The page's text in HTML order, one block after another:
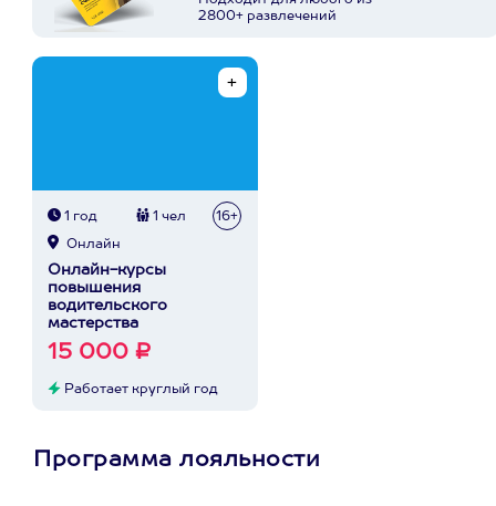
2800+ развлечений
1 год 1 чел 16+
Онлайн
Онлайн-курсы
повышения
водительского
мастерства
15 000 ₽
Работает круглый год
Программа лояльности